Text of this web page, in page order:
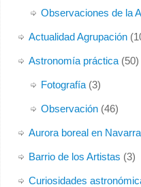
Observaciones de la
Actualidad Agrupación
Astronomía práctica(50)
Fotografía(3)
Observación(46)
Aurora boreal en Navarra
Barrio de los Artistas (3)
Curiosidades